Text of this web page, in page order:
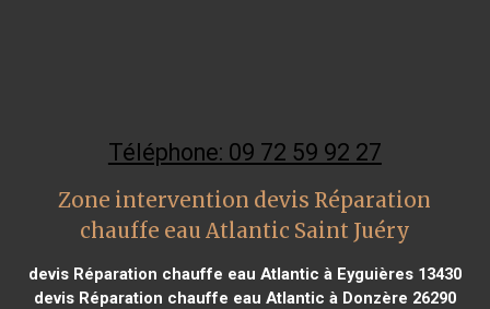
Téléphone: 09 72 59 92 27
Zone intervention devis Réparation
chauffe eau Atlantic Saint Juéry
devis Réparation chauffe eau Atlantic à Eyguières 13430
devis Réparation chauffe eau Atlantic à Donzère 26290